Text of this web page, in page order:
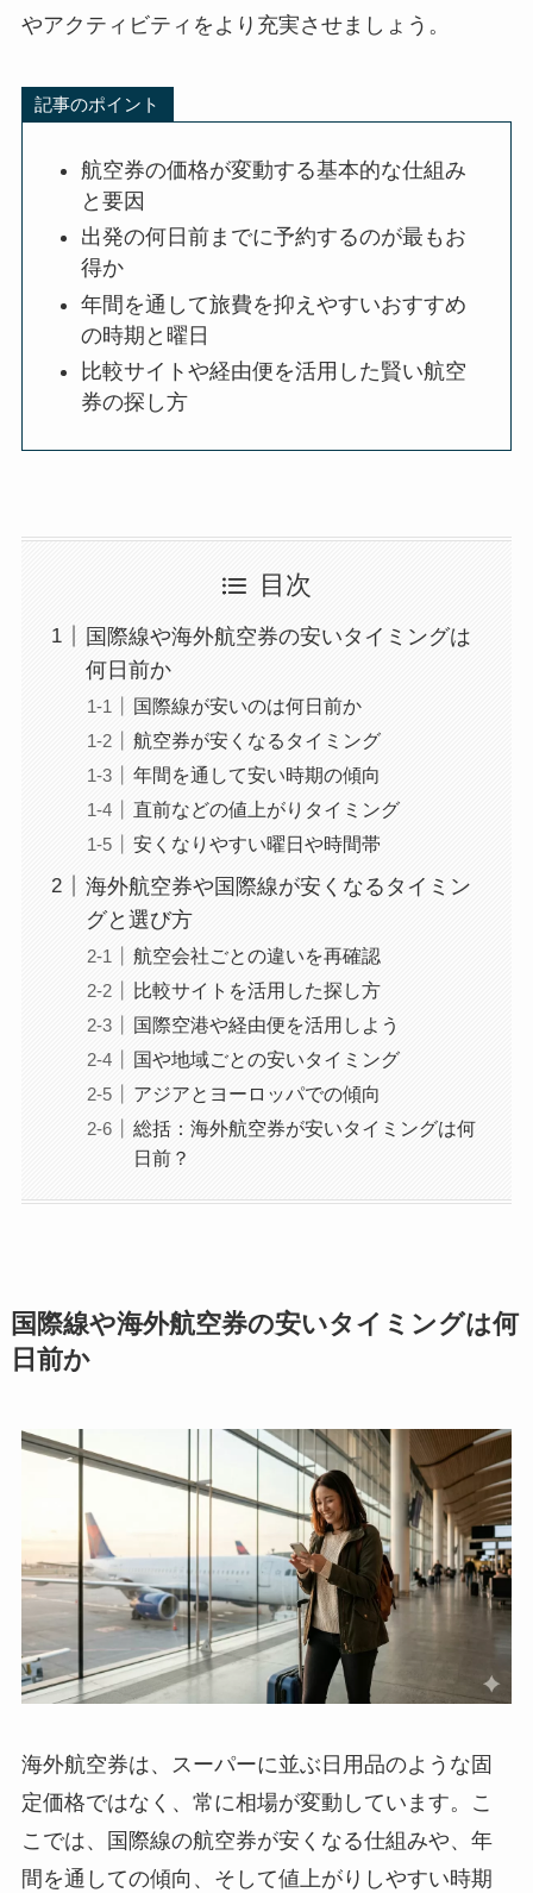
やアクティビティをより充実させましょう。
記事のポイント
航空券の価格が変動する基本的な仕組み
と要因
出発の何日前までに予約するのが最もお
得か
年間を通して旅費を抑えやすいおすすめ
の時期と曜日
比較サイトや経由便を活用した賢い航空
券の探し方
目次
国際線や海外航空券の安いタイミングは
何日前か
国際線が安いのは何日前か
航空券が安くなるタイミング
年間を通して安い時期の傾向
直前などの値上がりタイミング
安くなりやすい曜日や時間帯
海外航空券や国際線が安くなるタイミン
グと選び方
航空会社ごとの違いを再確認
比較サイトを活用した探し方
国際空港や経由便を活用しよう
国や地域ごとの安いタイミング
アジアとヨーロッパでの傾向
総括：海外航空券が安いタイミングは何
日前？
国際線や海外航空券の安いタイミングは何
日前か
海外航空券は、スーパーに並ぶ日用品のような固
定価格ではなく、常に相場が変動しています。こ
こでは、国際線の航空券が安くなる仕組みや、年
間を通しての傾向、そして値上がりしやすい時期